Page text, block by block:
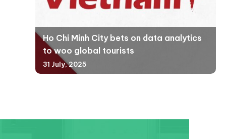
Ho Chi Minh City bets on data analytics
to woo global tourists
31 July, 2025